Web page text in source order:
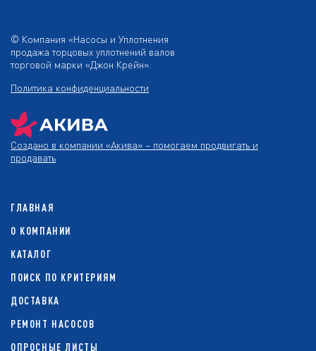
© Компания «Насосы и Уплотнения
продажа торцовых уплотнений валов
торговой марки «Джон Крейн».
Политика конфиденциальности
Создано в компании «Акива» – помогаем продвигать и
продавать
ГЛАВНАЯ
О КОМПАНИИ
КАТАЛОГ
ПОИСК ПО КРИТЕРИЯМ
ДОСТАВКА
РЕМОНТ НАСОСОВ
ОПРОСНЫЕ ЛИСТЫ